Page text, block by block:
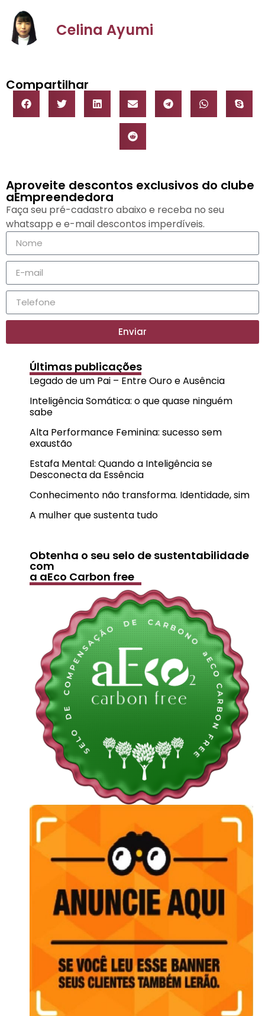
Celina Ayumi
Compartilhar
Aproveite descontos exclusivos do clube
aEmpreendedora
Faça seu pré-cadastro abaixo e receba no seu
whatsapp e e-mail descontos imperdíveis.
Enviar
Últimas publicações
Legado de um Pai – Entre Ouro e Ausência
Inteligência Somática: o que quase ninguém
sabe
Alta Performance Feminina: sucesso sem
exaustão
Estafa Mental: Quando a Inteligência se
Desconecta da Essência
Conhecimento não transforma. Identidade, sim
A mulher que sustenta tudo
Obtenha o seu selo de sustentabilidade
com
a aEco Carbon free